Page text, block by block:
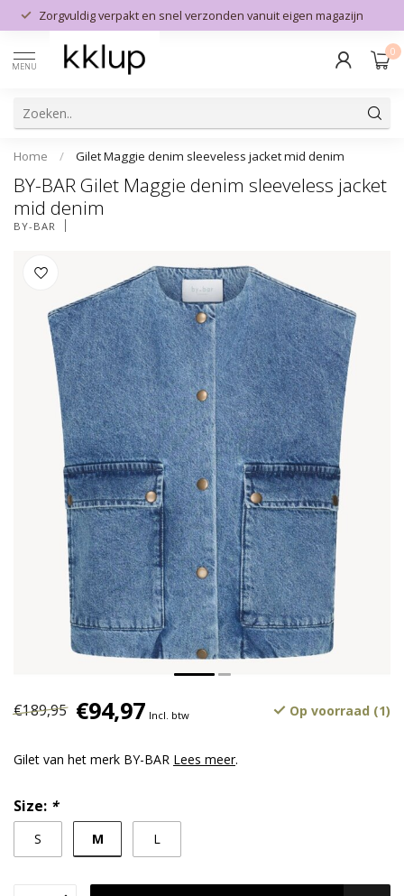
Zorgvuldig verpakt en snel verzonden vanuit eigen magazijn
MENU
0
Home / Gilet Maggie denim sleeveless jacket mid denim
BY-BAR Gilet Maggie denim sleeveless jacket
mid denim
BY-BAR
€189,95 €94,97 Incl. btw Op voorraad (1)
Gilet van het merk BY-BAR Lees meer.
Size: *
S M L